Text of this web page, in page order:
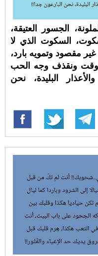
الجسور العتيقة،
السكوت الذي لا
مقصود وتمويه بارد،
وقت ونقذف وجه الحب
البليدة، نحن